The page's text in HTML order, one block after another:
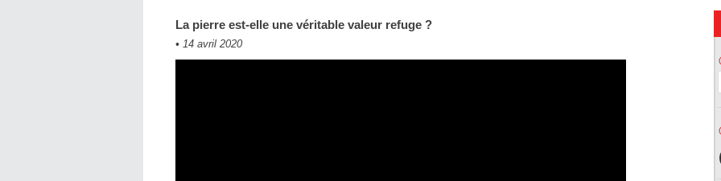
La pierre est-elle une véritable valeur refuge ?
• 14 avril 2020